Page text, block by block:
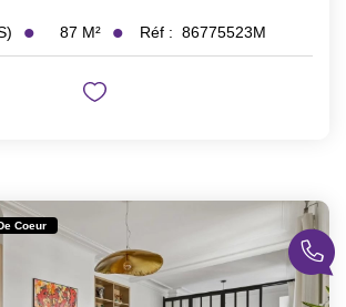
87 M² Réf : 86775523M
Coeur